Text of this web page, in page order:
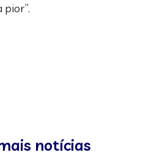
pior”.
notícias